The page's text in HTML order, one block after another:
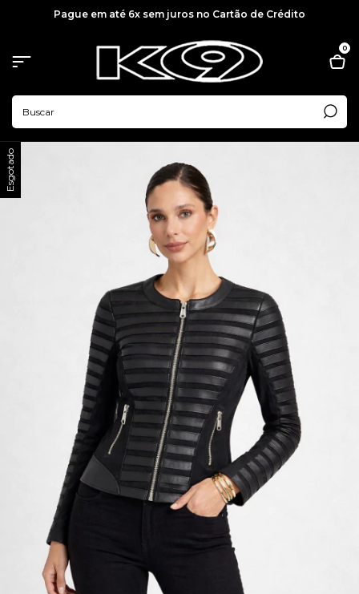
Pague em até 6x sem juros no Cartão de Crédito
0
Esgotado